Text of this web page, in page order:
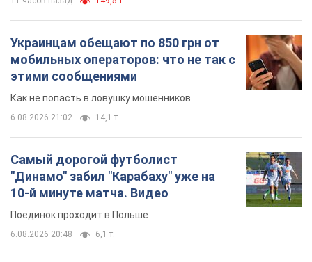
Поединок проходит в Польше
6.08.2026 20:48 6,1 т.